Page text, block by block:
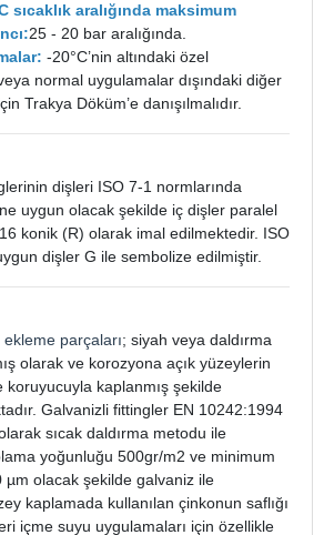
sıcaklık aralığında maksimum
25 - 20 bar aralığında.
-20°C’nin altındaki özel
normal uygulamalar dışındaki diğer
Trakya Döküm’e danışılmalıdır.
dişleri ISO 7-1 normlarında
uygun olacak şekilde iç dişler paralel
konik (R) olarak imal edilmektedir. ISO
dişler G ile sembolize edilmiştir.
parçaları; siyah veya daldırma
olarak ve korozyona açık yüzeylerin
koruyucuyla kaplanmış şekilde
Galvanizli fittingler EN 10242:1994
sıcak daldırma metodu ile
yoğunluğu 500gr/m2 ve minimum
µm olacak şekilde galvaniz ile
kaplamada kullanılan çinkonun saflığı
içme suyu uygulamaları için özellikle